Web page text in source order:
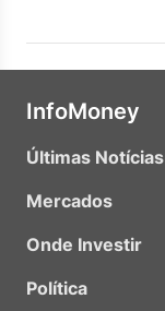
InfoMoney
Últimas Notícias
Mercados
Onde Investir
Política